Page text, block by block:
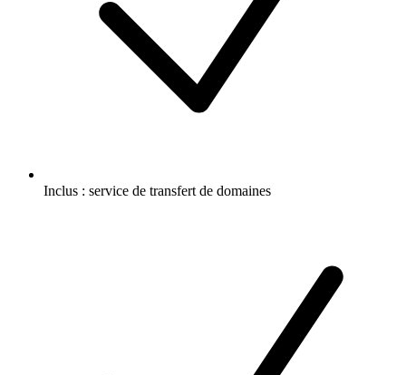
Inclus : service de transfert de domaines